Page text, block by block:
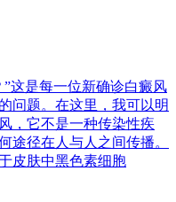
这是每一位新确诊白癜风
问题。在这里，我可以明
，它不是一种传染性疾
途径在人与人之间传播。
皮肤中黑色素细胞